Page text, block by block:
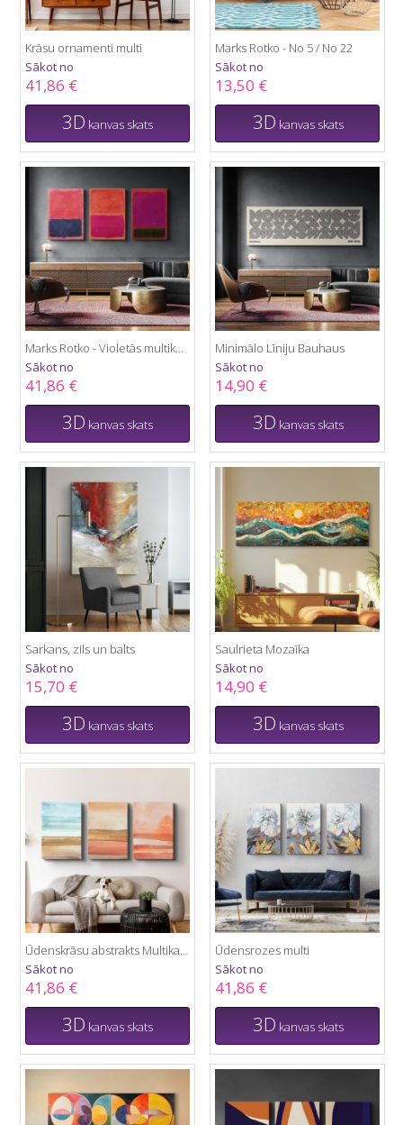
Krāsu ornamenti multi
Sākot no
41,86 €
3D kanvas skats
Marks Rotko - No 5 / No 22
Sākot no
13,50 €
3D kanvas skats
Marks Rotko - Violetās multikanvas
Sākot no
41,86 €
3D kanvas skats
Minimālo Līniju Bauhaus
Sākot no
14,90 €
3D kanvas skats
Sarkans, zils un balts
Sākot no
15,70 €
3D kanvas skats
Saulrieta Mozaīka
Sākot no
14,90 €
3D kanvas skats
Ūdenskrāsu abstrakts Multikanva
Sākot no
41,86 €
3D kanvas skats
Ūdensrozes multi
Sākot no
41,86 €
3D kanvas skats